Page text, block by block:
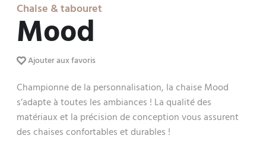
Chaise & tabouret
Mood
Ajouter aux favoris
Championne de la personnalisation, la chaise Mood
s’adapte à toutes les ambiances ! La qualité des
matériaux et la précision de conception vous assurent
des chaises confortables et durables !